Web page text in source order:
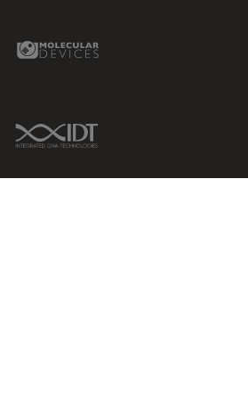
Molecular Devices Link
IDT Link